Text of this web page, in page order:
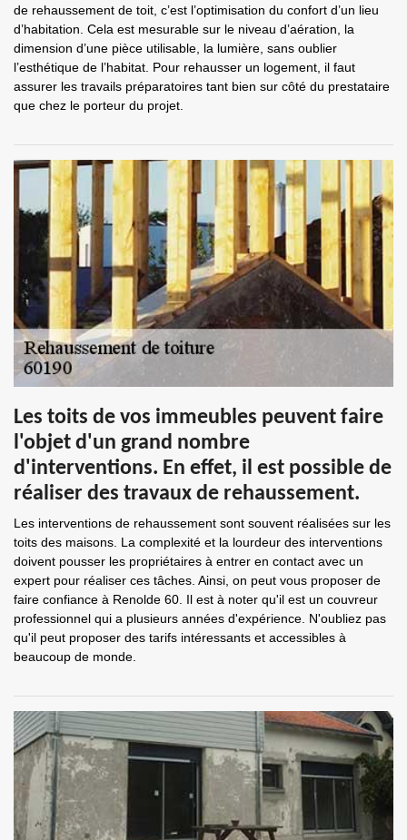
de rehaussement de toit, c’est l’optimisation du confort d’un lieu
d’habitation. Cela est mesurable sur le niveau d’aération, la
dimension d’une pièce utilisable, la lumière, sans oublier
l’esthétique de l’habitat. Pour rehausser un logement, il faut
assurer les travails préparatoires tant bien sur côté du prestataire
que chez le porteur du projet.
Les toits de vos immeubles peuvent faire
l'objet d'un grand nombre
d'interventions. En effet, il est possible de
réaliser des travaux de rehaussement.
Les interventions de rehaussement sont souvent réalisées sur les
toits des maisons. La complexité et la lourdeur des interventions
doivent pousser les propriétaires à entrer en contact avec un
expert pour réaliser ces tâches. Ainsi, on peut vous proposer de
faire confiance à Renolde 60. Il est à noter qu'il est un couvreur
professionnel qui a plusieurs années d'expérience. N'oubliez pas
qu'il peut proposer des tarifs intéressants et accessibles à
beaucoup de monde.